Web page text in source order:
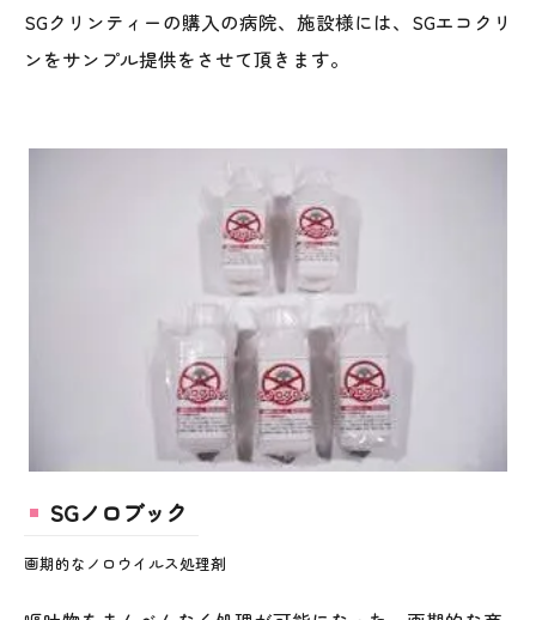
SGクリンティーの購入の病院、施設様には、SGエコクリ
ンをサンプル提供をさせて頂きます。
SGノロブック
画期的なノロウイルス処理剤